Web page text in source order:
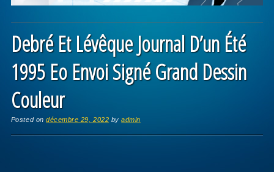
Debré Et Lévêque Journal D’un Été
1995 Eo Envoi Signé Grand Dessin
Couleur
Posted ondécembre 29, 2022 byadmin